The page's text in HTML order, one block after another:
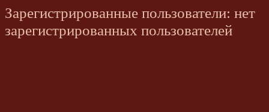
Зарегистрированные пользователи: нет
зарегистрированных пользователей